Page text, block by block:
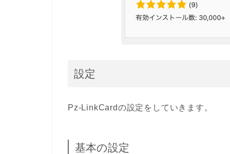
設定
Pz-LinkCardの設定をしていきます。
基本の設定